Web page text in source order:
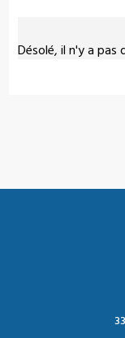
Désolé, il n'y a